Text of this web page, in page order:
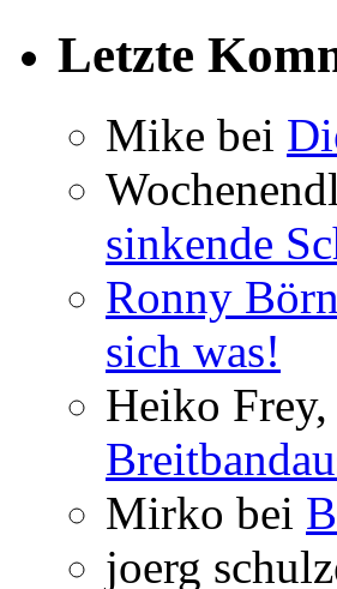
Letzte
Mike bei
sinkende
Ronny
sich was!
Heiko
Mirko bei
joerg